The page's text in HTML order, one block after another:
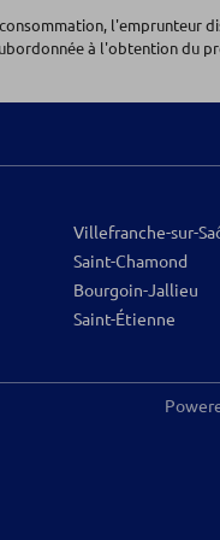
l'emprunteur
à l'obtention du
Villefranche-sur-
Saint-Chamond
Bourgoin-Jallieu
Saint-Étienne